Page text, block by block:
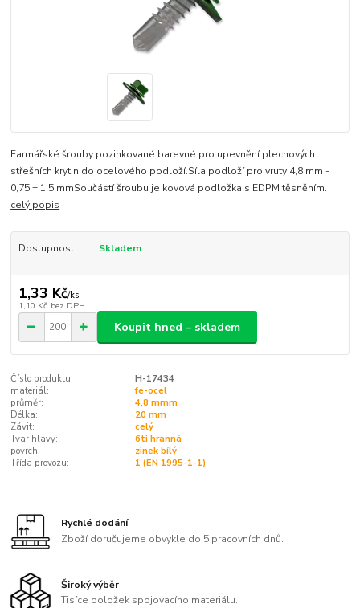
Farmářské šrouby pozinkované barevné pro upevnění plechových
střešních krytin do ocelového podloží.Síla podloží pro vruty 4,8 mm -
0,75 ÷ 1,5 mmSoučástí šroubu je kovová podložka s EDPM těsněním.
celý popis
Dostupnost Skladem
1,33 Kč/ks
1,10 Kč bez DPH
Koupit hned – skladem
Číslo produktu:
H-17434
materiál:
fe-ocel
průměr:
4,8 mmm
Délka:
20 mm
Závit:
celý
Tvar hlavy:
6ti hranná
povrch:
zinek bílý
Třída provozu:
1 (EN 1995-1-1)
Rychlé dodání
Zboží doručujeme obvykle do 5 pracovních dnů.
Široký výběr
Tisíce položek spojovacího materiálu.